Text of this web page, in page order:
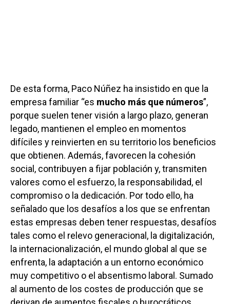
De esta forma, Paco Núñez ha insistido en que la
empresa familiar “es mucho más que números”,
porque suelen tener visión a largo plazo, generan
legado, mantienen el empleo en momentos
difíciles y reinvierten en su territorio los beneficios
que obtienen. Además, favorecen la cohesión
social, contribuyen a fijar población y, transmiten
valores como el esfuerzo, la responsabilidad, el
compromiso o la dedicación. Por todo ello, ha
señalado que los desafíos a los que se enfrentan
estas empresas deben tener respuestas, desafíos
tales como el relevo generacional, la digitalización,
la internacionalización, el mundo global al que se
enfrenta, la adaptación a un entorno económico
muy competitivo o el absentismo laboral. Sumado
al aumento de los costes de producción que se